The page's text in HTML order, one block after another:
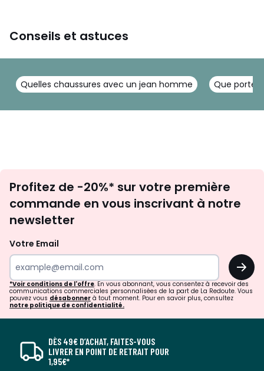
Conseils et astuces
Quelles chaussures avec un jean homme Que porter
newsletter
Profitez de -20%* sur votre première
commande en vous inscrivant à notre
newsletter
Votre Email
OK
*Voir conditions de l'offre. En vous abonnant, vous consentez à recevoir des
communications commerciales personnalisées de la part de La Redoute. Vous
pouvez vous désabonner à tout moment. Pour en savoir plus, consultez
notre politique de confidentialité.
DÈS 49€ D’ACHAT, FAITES-VOUS
LIVRER EN POINT DE RETRAIT POUR
1,95€*